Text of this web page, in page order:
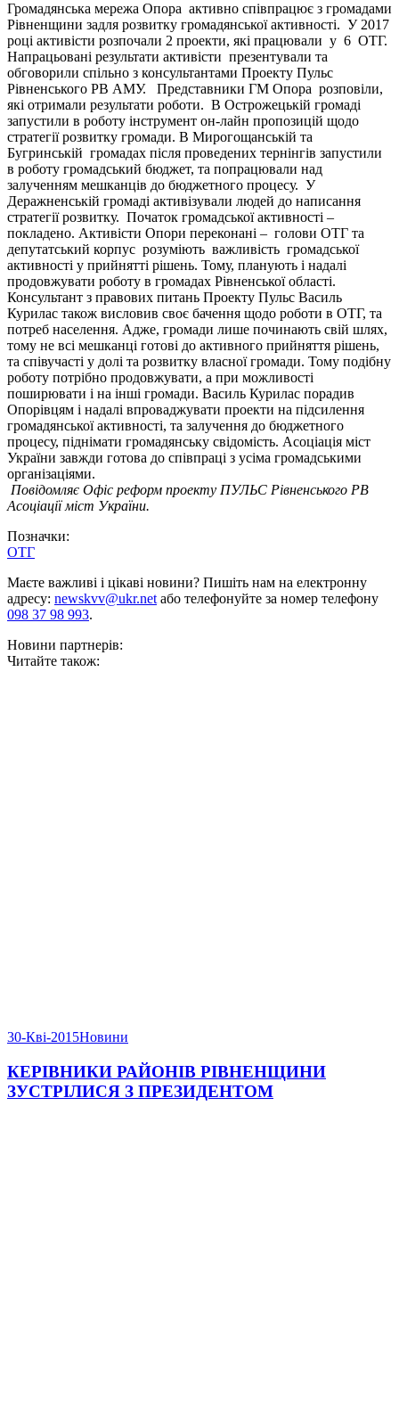
Громадянська мережа Опора активно співпрацює з громадами
Рівненщини задля розвитку громадянської активності. У 2017
році активісти розпочали 2 проекти, які працювали у 6 ОТГ.
Напрацьовані результати активісти презентували та
обговорили спільно з консультантами Проекту Пульс
Рівненського РВ АМУ. Представники ГМ Опора розповіли,
які отримали результати роботи. В Острожецькій громаді
запустили в роботу інструмент он-лайн пропозицій щодо
стратегії розвитку громади. В Мирогощанській та
Бугринській громадах після проведених тернінгів запустили
в роботу громадський бюджет, та попрацювали над
залученням мешканців до бюджетного процесу. У
Деражненській громаді активізували людей до написання
стратегії розвитку. Початок громадської активності –
покладено. Активісти Опори переконані – голови ОТГ та
депутатський корпус розуміють важливість громадської
активності у прийнятті рішень. Тому, планують і надалі
продовжувати роботу в громадах Рівненської області.
Консультант з правових питань Проекту Пульс Василь
Курилас також висловив своє бачення щодо роботи в ОТГ, та
потреб населення. Адже, громади лише починають свій шлях,
тому не всі мешканці готові до активного прийняття рішень,
та співучасті у долі та розвитку власної громади. Тому подібну
роботу потрібно продовжувати, а при можливості
поширювати і на інші громади. Василь Курилас порадив
Опорівцям і надалі впроваджувати проекти на підсилення
громадянської активності, та залучення до бюджетного
процесу, піднімати громадянську свідомість. Асоціація міст
України завжди готова до співпраці з усіма громадськими
організаціями.
Повідомляє Офіс реформ проекту ПУЛЬС Рівненського РВ
Асоціації міст України.
Позначки:
ОТГ
Маєте важливі і цікаві новини? Пишіть нам на електронну
адресу: newskvv@ukr.netабо телефонуйте за номер телефону
098 37 98 993.
Новини партнерів:
Читайте також:
30-Кві-2015Новини
КЕРІВНИКИ РАЙОНІВ РІВНЕНЩИНИ
ЗУСТРІЛИСЯ З ПРЕЗИДЕНТОМ